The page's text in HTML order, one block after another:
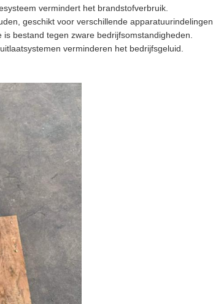
vermindert het brandstofverbruik.
geschikt voor verschillende apparatuurindelingen.
bestand tegen zware bedrijfsomstandigheden.
verminderen het bedrijfsgeluid.